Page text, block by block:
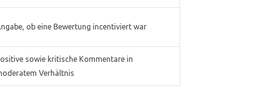
ob eine Bewertung incentiviert war
sowie kritische Kommentare in
Verhältnis